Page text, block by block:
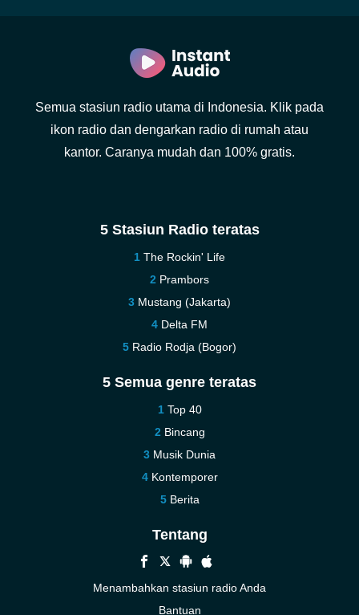
Semua stasiun radio utama di Indonesia. Klik pada
ikon radio dan dengarkan radio di rumah atau
kantor. Caranya mudah dan 100% gratis.
5 Stasiun Radio teratas
The Rockin' Life
Prambors
Mustang (Jakarta)
Delta FM
Radio Rodja (Bogor)
5 Semua genre teratas
Top 40
Bincang
Musik Dunia
Kontemporer
Berita
Tentang
Menambahkan stasiun radio Anda
Bantuan